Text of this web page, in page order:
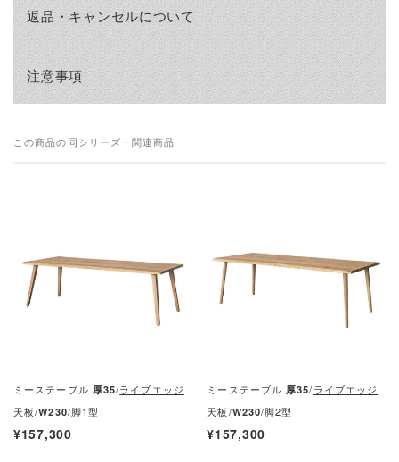
返品・キャンセルについて
注意事項
この商品の同シリーズ・関連商品
ミーステーブル 厚35/ライブエッジ
天板/W230/脚1型
¥157,300
ミーステーブル 厚35/ライブエッジ
天板/W230/脚2型
¥157,300